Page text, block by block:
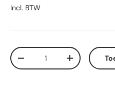
Incl. BTW
Aantal
Verlaag de hoeveelheid
Verhoog de